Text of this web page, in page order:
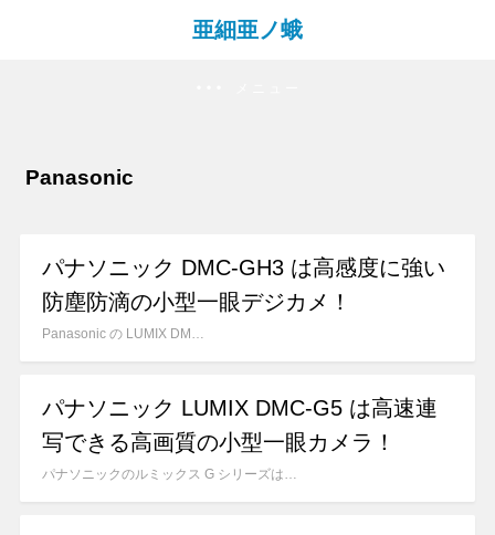
亜細亜ノ蛾
Panasonic
パナソニック DMC-GH3 は高感度に強い
防塵防滴の小型一眼デジカメ！
Panasonic の LUMIX DM…
パナソニック LUMIX DMC-G5 は高速連
写できる高画質の小型一眼カメラ！
パナソニックのルミックス G シリーズは…